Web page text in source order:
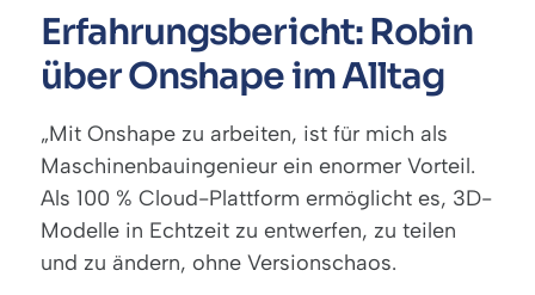
Erfahrungsbericht: Robin
über Onshape im Alltag
„Mit Onshape zu arbeiten, ist für mich als
Maschinenbauingenieur ein enormer Vorteil.
Als 100 % Cloud-Plattform ermöglicht es, 3D-
Modelle in Echtzeit zu entwerfen, zu teilen
und zu ändern, ohne Versionschaos.